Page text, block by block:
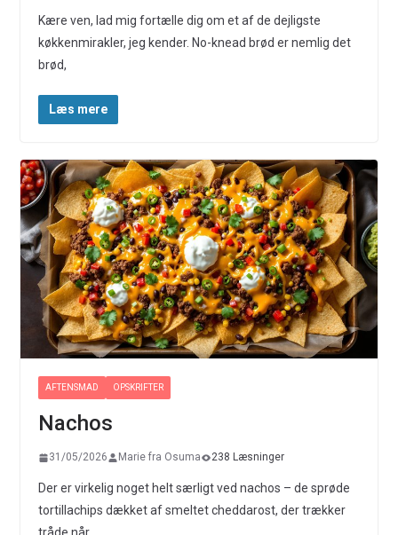
Kære ven, lad mig fortælle dig om et af de dejligste
køkkenmirakler, jeg kender. No-knead brød er nemlig det
brød,
Læs mere
AFTENSMAD OPSKRIFTER
Nachos
31/05/2026 Marie fra Osuma 238 Læsninger
Der er virkelig noget helt særligt ved nachos – de sprøde
tortillachips dækket af smeltet cheddarost, der trækker